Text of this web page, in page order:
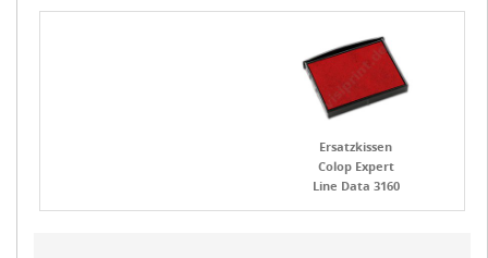
Ersatzkissen
Colop Expert
Line Data 3160